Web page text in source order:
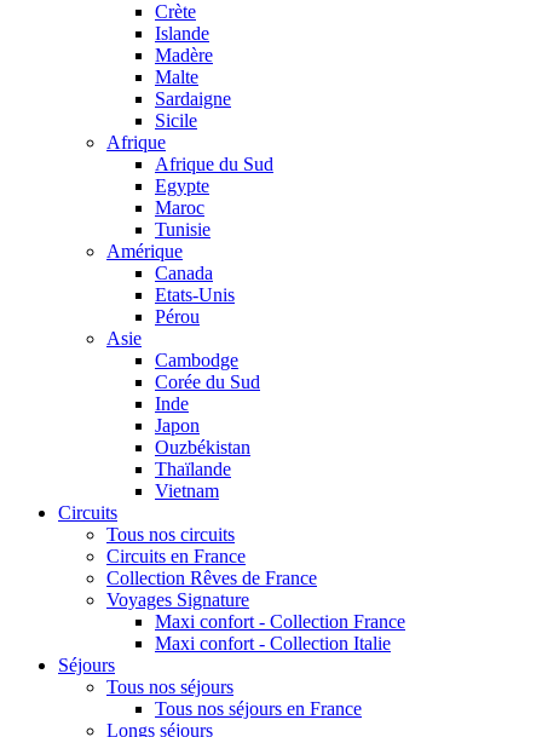
Crète
Islande
Madère
Malte
Sardaigne
Sicile
Afrique
Afrique du Sud
Egypte
Maroc
Tunisie
Amérique
Canada
Etats-Unis
Pérou
Asie
Cambodge
Corée du Sud
Inde
Japon
Ouzbékistan
Thaïlande
Vietnam
Circuits
Tous nos circuits
Circuits en France
Collection Rêves de France
Voyages Signature
Maxi confort - Collection France
Maxi confort - Collection Italie
Séjours
Tous nos séjours
Tous nos séjours en France
Longs séjours